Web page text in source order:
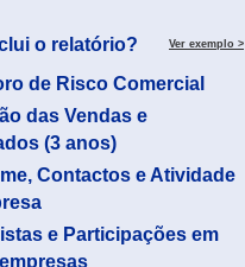
o relatório? Ver exemplo >
de Risco Comercial
das Vendas e
(3 anos)
Contactos e Atividade
e Participações em